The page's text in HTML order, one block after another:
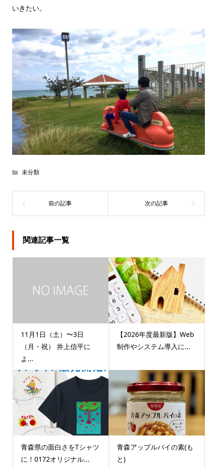
いきたい。
未分類
関連記事一覧
11月1日（土）〜3日
（月・祝） 井上信平に
よ...
【2026年度最新版】Web
制作やシステム導入に...
青森県の面白さをTシャツ
に！0172オリジナル...
青森アップルパイの素(も
と)